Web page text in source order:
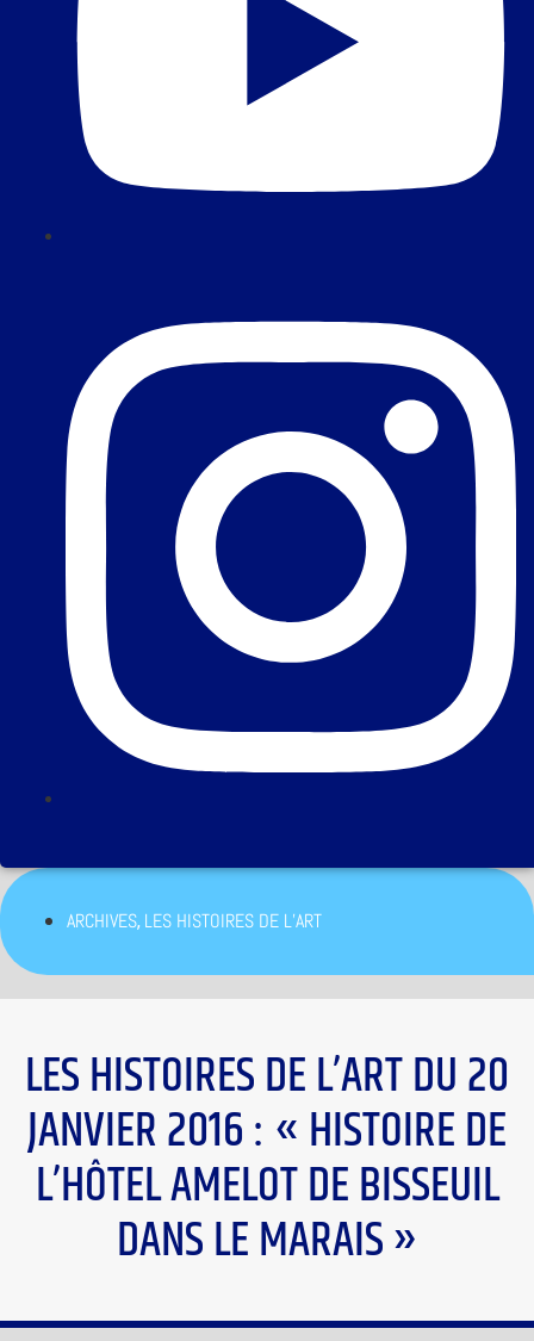
ARCHIVES,LES HISTOIRES DE L’ART
LES HISTOIRES DE L’ART DU 20
JANVIER 2016 : « HISTOIRE DE
L’HÔTEL AMELOT DE BISSEUIL
DANS LE MARAIS »